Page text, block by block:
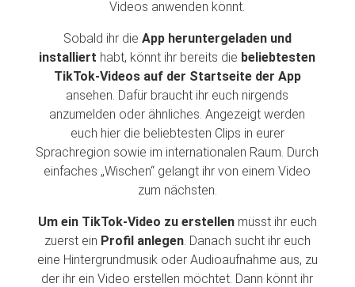
Videos anwenden könnt.
Sobald ihr die App heruntergeladen und
installiert habt, könnt ihr bereits die beliebtesten
TikTok-Videos auf der Startseite der App
ansehen. Dafür braucht ihr euch nirgends
anzumelden oder ähnliches. Angezeigt werden
euch hier die beliebtesten Clips in eurer
Sprachregion sowie im internationalen Raum. Durch
einfaches „Wischen“ gelangt ihr von einem Video
zum nächsten.
Um ein TikTok-Video zu erstellenmüsst ihr euch
zuerst ein Profil anlegen. Danach sucht ihr euch
eine Hintergrundmusik oder Audioaufnahme aus, zu
der ihr ein Video erstellen möchtet. Dann könnt ihr